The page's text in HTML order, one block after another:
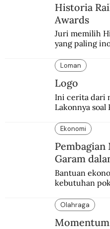
Historia
Awards
Juri memilih
yang paling
Loman
Logo
Ini cerita dari
Lakonnya soal
Ekonomi
Pembagian
Garam
Bantuan
kebutuhan
peringatan
Olahraga